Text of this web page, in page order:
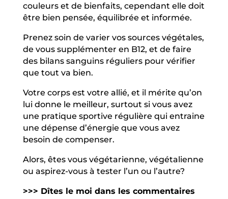
couleurs et de bienfaits, cependant elle doit
être bien pensée, équilibrée et informée.
Prenez soin de varier vos sources végétales,
de vous supplémenter en B12, et de faire
des bilans sanguins réguliers pour vérifier
que tout va bien.
Votre corps est votre allié, et il mérite qu’on
lui donne le meilleur, surtout si vous avez
une pratique sportive régulière qui entraine
une dépense d’énergie que vous avez
besoin de compenser.
Alors, êtes vous végétarienne, végétalienne
ou aspirez-vous à tester l’un ou l’autre?
>>> Dîtes le moi dans les commentaires